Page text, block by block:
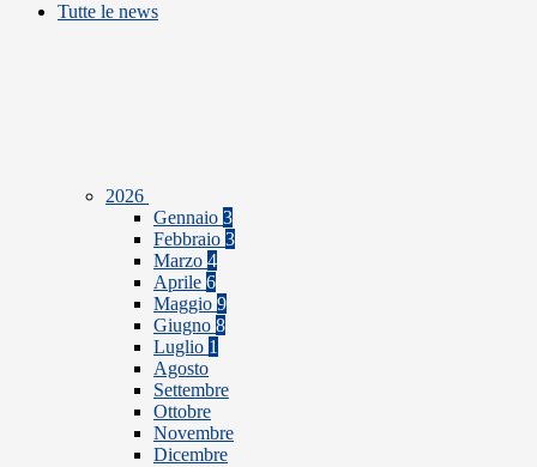
Tutte le news
2026
Gennaio 3
Febbraio 3
Marzo 4
Aprile 6
Maggio 9
Giugno 8
Luglio 1
Agosto
Settembre
Ottobre
Novembre
Dicembre